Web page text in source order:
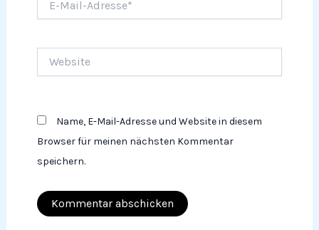
Mail-
Name, E-Mail-Adresse und Website in diesem
Browser für meinen nächsten Kommentar
speichern.